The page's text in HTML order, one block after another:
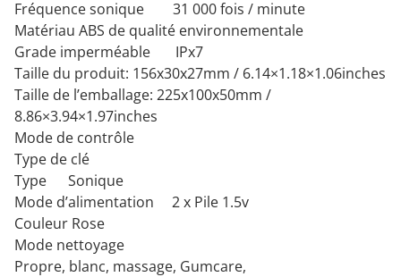
Fréquence sonique 31 000 fois / minute
Matériau ABS de qualité environnementale
Grade imperméable IPx7
Taille du produit: 156x30x27mm / 6.14×1.18×1.06inches
Taille de l’emballage: 225x100x50mm /
8.86×3.94×1.97inches
Mode de contrôle
Type de clé
Type Sonique
Mode d’alimentation 2 x Pile 1.5v
Couleur Rose
Mode nettoyage
Propre, blanc, massage, Gumcare,